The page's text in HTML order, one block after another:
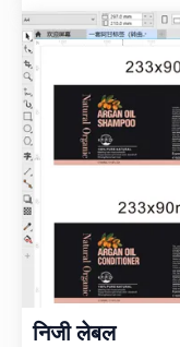
निजी लेबल